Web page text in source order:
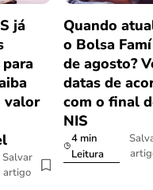
já
valor
Salvar
artigo
Quando
o Bolsa
de agosto?
datas de
com o final
NIS
4 min
Leitura